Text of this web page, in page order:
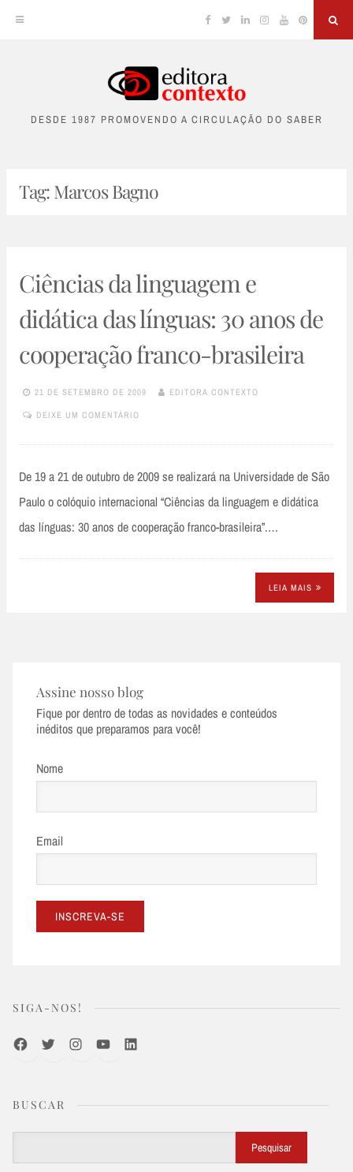
content
Facebook
TwitterLinkedinInstagram
YouTubePinterest
DESDE 1987 PROMOVENDO A CIRCULAÇÃO DO SABER
Tag:Marcos Bagno
Ciências da linguagem e
didática das línguas: 30 anos de
cooperação franco-brasileira
21 DE SETEMBRO DE 2009 EDITORA CONTEXTO
DEIXE UM COMENTÁRIO
De 19 a 21 de outubro de 2009 se realizará na Universidade de São
Paulo o colóquio internacional “Ciências da linguagem e didática
das línguas: 30 anos de cooperação franco-brasileira”.…
LEIA MAIS
Assine nosso blog
Fique por dentro de todas as novidades e conteúdos
inéditos que preparamos para você!
Nome
Email
SIGA-NOS!
FacebookTwitterInstagramYoutubeLinkedIn
BUSCAR
Pesquisar